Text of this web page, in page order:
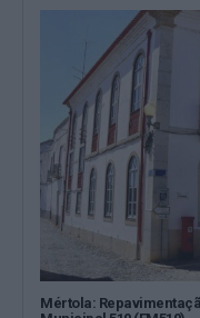
Mértola: